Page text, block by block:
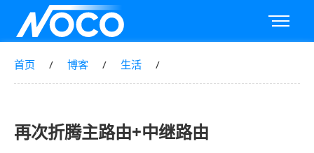
首页 博客 生活
再次折腾主路由+中继路由